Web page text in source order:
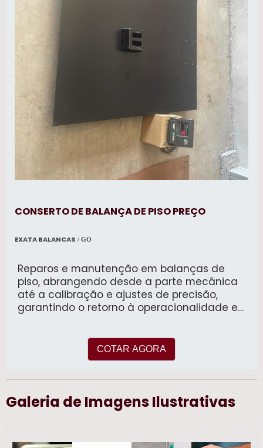
CONSERTO DE BALANÇA DE PISO PREÇO
EXATA BALANCAS / GO
Reparos e manutenção em balanças de
piso, abrangendo desde a parte mecânica
até a calibração e ajustes de precisão,
garantindo o retorno à operacionalidade e
COTAR AGORA
Galeria de Imagens Ilustrativas